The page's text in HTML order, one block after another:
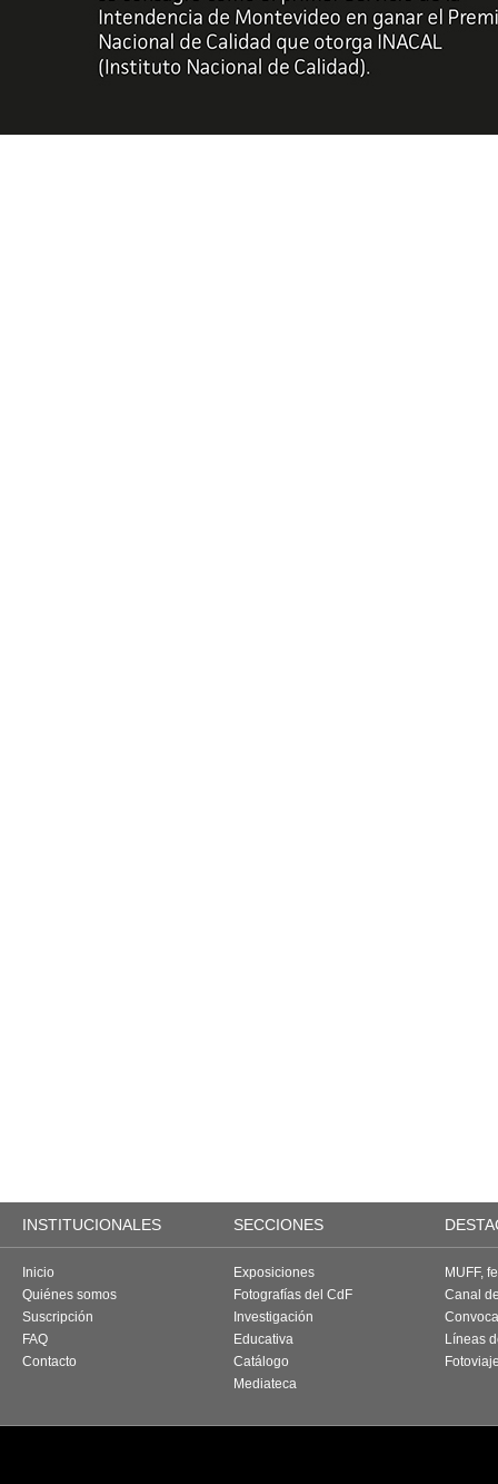
INSTITUCIONALES SECCIONES
Inicio
Quiénes somos
Suscripción
FAQ
Contacto
Exposiciones
Fotografías del CdF
Investigación
Educativa
Catálogo
Mediateca
MUFF,
Canal
Líneas